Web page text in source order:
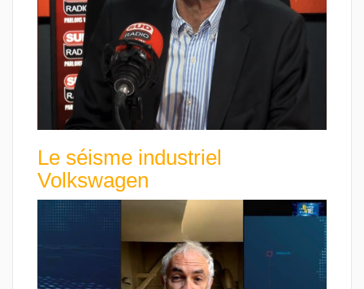
Le séisme industriel
Volkswagen